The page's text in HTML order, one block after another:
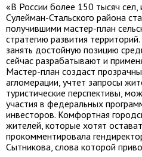
«В России более 150 тысяч сел,
Сулейман-Стальского района
получившими мастер-план
стратегию развития
занять достойную позицию
сейчас разрабатывают и
Мастер-план создаст
агломерации, учтет запросы
туристические перспективы,
участия в федеральных
инвесторов. Комфортная
жителей, которые хотят
прокомментировала
Сытникова, слова которой